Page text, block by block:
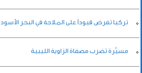
تركيا تفرض قيوداً على الملاحة في البحر الأسود
مسيَّرة تضرب مصفاة الزاوية الليبية